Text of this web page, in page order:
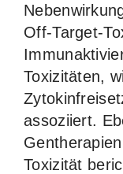
Off-Target-
Toxizitäten,
assoziiert.
Toxizität